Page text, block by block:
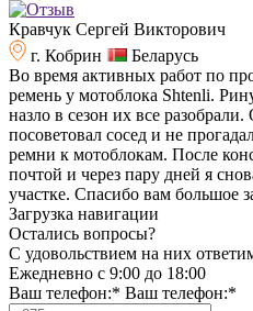
Кравчук Сергей Викторович
г. Кобрин
Беларусь
Во время активных работ по
ремень у мотоблока Shtenli.
назло в сезон их все
посоветовал сосед и не
ремни к мотоблокам. После
почтой и через пару дней я
участке. Спасибо вам большое
Загрузка навигации
Остались вопросы?
C удовольствием на них
Ежедневно с 9:00 до 18:00
Ваш телефон:* Ваш телефон:*